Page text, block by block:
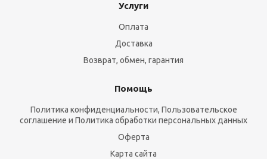
Услуги
Оплата
Доставка
Возврат, обмен, гарантия
Помощь
Политика конфиденциальности, Пользовательское
соглашение и Политика обработки персональных данных
Оферта
Карта сайта